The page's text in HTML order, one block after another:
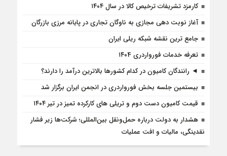
کارمزد تشریفات ترخیص کالا در سال ۱۴۰۴
آغاز نوبت دهی مجازی به ناوگان تجاری در پایانه مرزی بازرگان
جامع ترین نقشه شبکه ریلی ایران
تعرفه خدمات فورواردری ۱۴۰4
◄ رانندگان کامیون در کدام کشورها بالاترین درآمد را دارند؟
بیستمین جلسه بخش فورواردری در انجمن ایران برگزار شد
قیمت کامیون دست دوم و تریلی‌ های کارکرده تمیز در تیر ۱۴۰۴
هشدار به دولت درباره حمل‌ونقل بین‌المللی؛ شرکت‌ها زیر فشار
نقدینگی، مالیات و افت عملیات